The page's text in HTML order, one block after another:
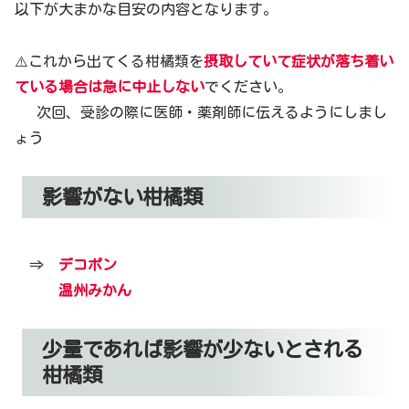
以下が大まかな目安の内容となります。
⚠️これから出てくる柑橘類を摂取していて症状が落ち着い
ている場合は急に中止しないでください。
次回、受診の際に医師・薬剤師に伝えるようにしまし
ょう
影響がない柑橘類
⇒ デコポン
温州みかん
少量であれば影響が少ないとされる
柑橘類